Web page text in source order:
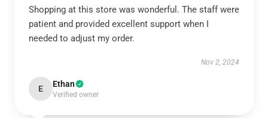
Shopping at this store was wonderful. The staff were
patient and provided excellent support when I
needed to adjust my order.
Nov 2, 2024
E Ethan
Verified owner